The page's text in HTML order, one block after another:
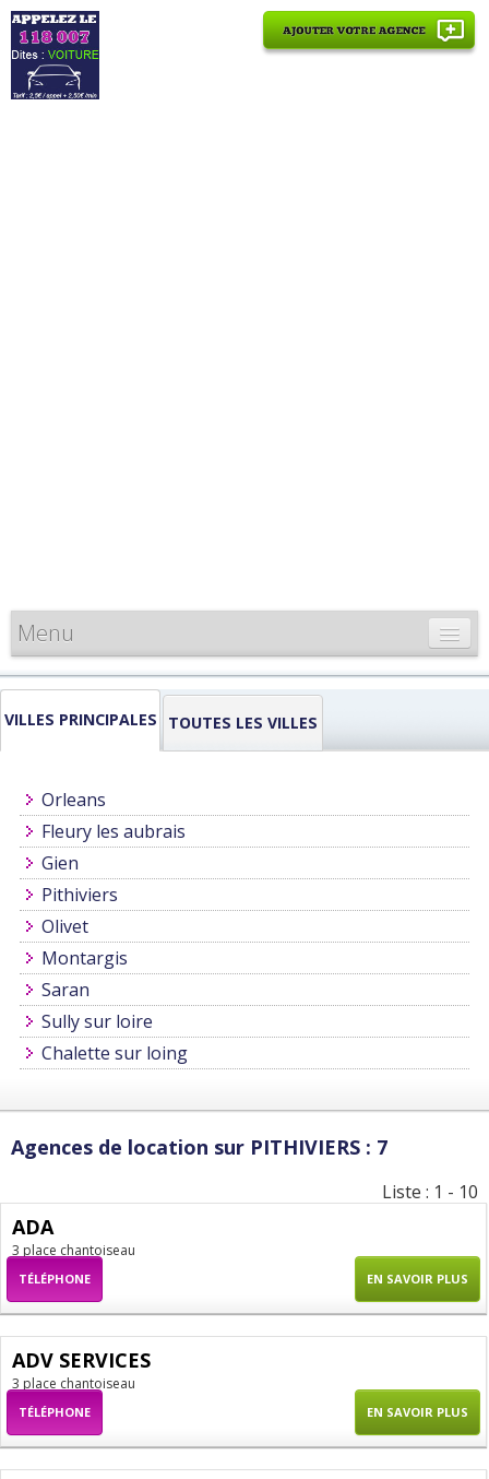
Menu
CARTE DE FRANCE
INFORMATIONS
VILLES PRINCIPALES TOUTES LES VILLES
Orleans
Fleury les aubrais
Gien
Pithiviers
Olivet
Montargis
Saran
Sully sur loire
Chalette sur loing
Agences de location sur PITHIVIERS : 7
Liste : 1 - 10
ADA
3 place chantoiseau
TÉLÉPHONE EN SAVOIR PLUS
ADV SERVICES
3 place chantoiseau
TÉLÉPHONE EN SAVOIR PLUS